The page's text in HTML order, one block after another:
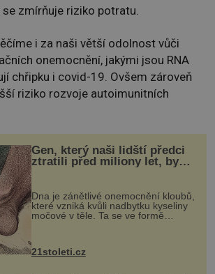
zmírňuje riziko potratu.
i za naši větší odolnost vůči
onemocnění, jakými jsou RNA
chřipku i covid-19. Ovšem zároveň
riziko rozvoje autoimunitních
Gen, který naši lidští předci
ztratili před miliony let, by
mohl pomoci s léčbou
„nemoci králů“
Dna je zánětlivé onemocnění kloubů,
které vzniká kvůli nadbytku kyseliny
močové v těle. Ta se ve formě
nohou, a způsobuje bole...
21stoleti.cz